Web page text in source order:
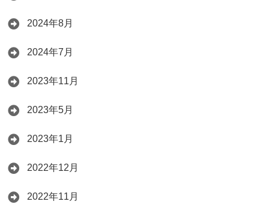
2024年8月
2024年7月
2023年11月
2023年5月
2023年1月
2022年12月
2022年11月